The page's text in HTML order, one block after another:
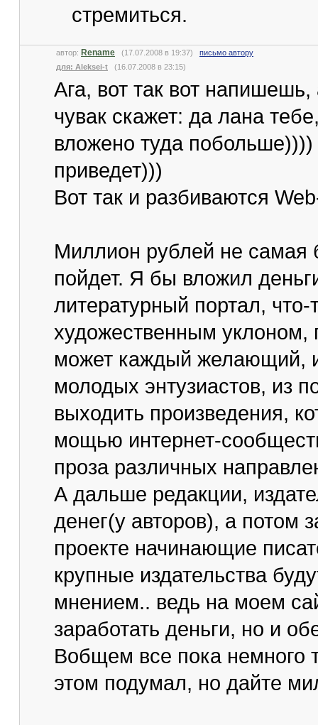
стремиться.
автор: Rename (17.07.2008 в 19:37) письмо автору
для: Aleksei-t (16.07.2008 в 23:15)
Ага, вот так вот
чувак скажет: да лана
вложено туда
приведет)))
Вот так и разбиваются
Миллион рублей не самая
пойдет. Я бы вложил
литературный портал,
художественным уклоном,
может каждый желающий, и
молодых энтузиастов, из
выходить произведения,
мощью интернет-
проза различных
А дальше редакции,
денег(у авторов), а потом
проекте начинающие
крупные издательства
мнением.. ведь на моем
заработать деньги, но и
Вобщем все пока немного
этом подумал, но дайте